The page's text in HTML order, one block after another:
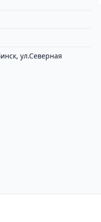
ул.Северная